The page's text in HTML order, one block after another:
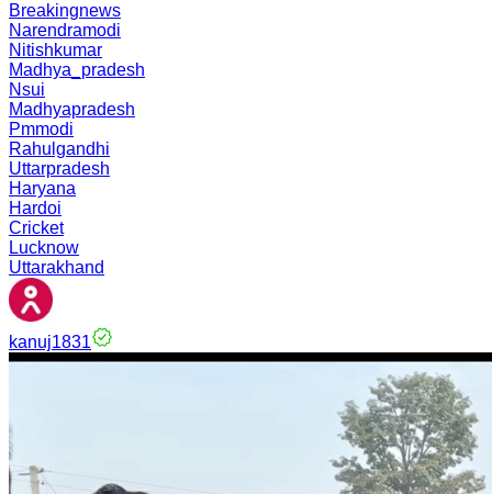
Breakingnews
Narendramodi
Nitishkumar
Madhya_pradesh
Nsui
Madhyapradesh
Pmmodi
Rahulgandhi
Uttarpradesh
Haryana
Hardoi
Cricket
Lucknow
Uttarakhand
kanuj1831